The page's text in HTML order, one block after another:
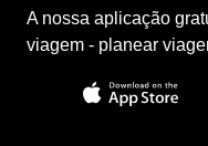
A nossa aplicação
viagem - planear